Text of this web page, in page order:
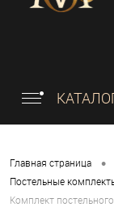
Главная страница •
Постельные
Комплект